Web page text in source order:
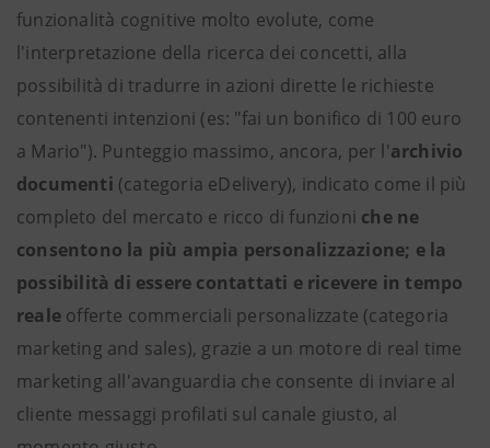
funzionalità cognitive molto evolute, come
l'interpretazione della ricerca dei concetti, alla
possibilità di tradurre in azioni dirette le richieste
contenenti intenzioni (es: "fai un bonifico di 100 euro
a Mario"). Punteggio massimo, ancora, per l'archivio
documenti (categoria eDelivery), indicato come il più
completo del mercato e ricco di funzioni che ne
consentono la più ampia personalizzazione; e la
possibilità di essere contattati e ricevere in tempo
reale offerte commerciali personalizzate (categoria
marketing and sales), grazie a un motore di real time
marketing all'avanguardia che consente di inviare al
cliente messaggi profilati sul canale giusto, al